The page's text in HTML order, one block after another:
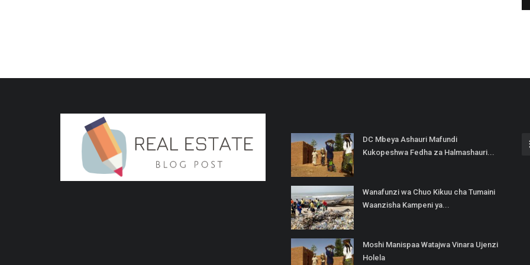
DC Mbeya Ashauri Mafundi
Kukopeshwa Fedha za Halmashauri...
Wanafunzi wa Chuo Kikuu cha Tumaini
Waanzisha Kampeni ya...
Moshi Manispaa Watajwa Vinara Ujenzi
Holela